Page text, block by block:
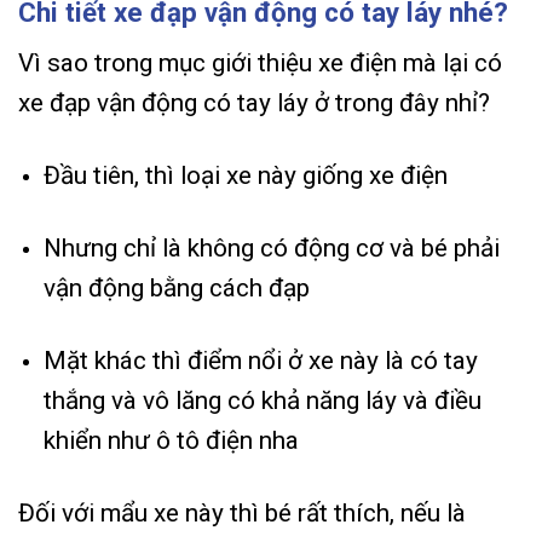
Chi tiết xe đạp vận động có tay láy nhé?
Vì sao trong mục giới thiệu xe điện mà lại có
xe đạp vận động có tay láy ở trong đây nhỉ?
Đầu tiên, thì loại xe này giống xe điện
Nhưng chỉ là không có động cơ và bé phải
vận động bằng cách đạp
Mặt khác thì điểm nổi ở xe này là có tay
thắng và vô lăng có khả năng láy và điều
khiển như ô tô điện nha
Đối với mẩu xe này thì bé rất thích, nếu là